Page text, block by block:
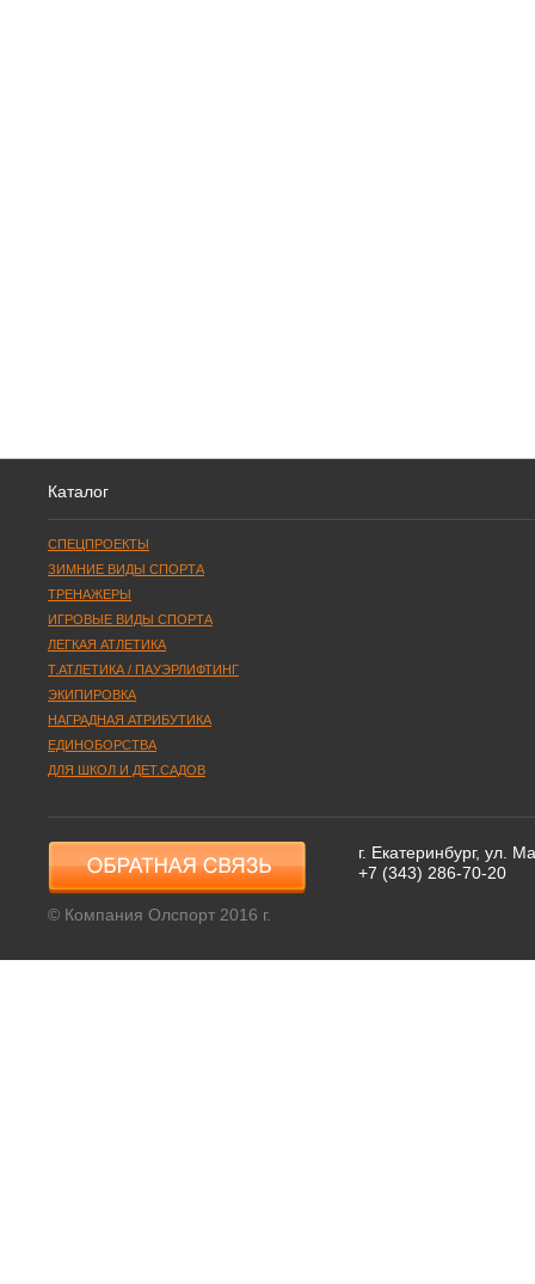
Каталог
СПЕЦПРОЕКТЫ
ЗИМНИЕ ВИДЫ СПОРТА
ТРЕНАЖЕРЫ
ИГРОВЫЕ ВИДЫ СПОРТА
ЛЕГКАЯ АТЛЕТИКА
Т.АТЛЕТИКА / ПАУЭРЛИФТИНГ
ЭКИПИРОВКА
НАГРАДНАЯ АТРИБУТИКА
ЕДИНОБОРСТВА
ДЛЯ ШКОЛ И ДЕТ.САДОВ
© Компания Олспорт 2016 г.
г. Екатеринбург, ул.
+7 (343) 286-70-20